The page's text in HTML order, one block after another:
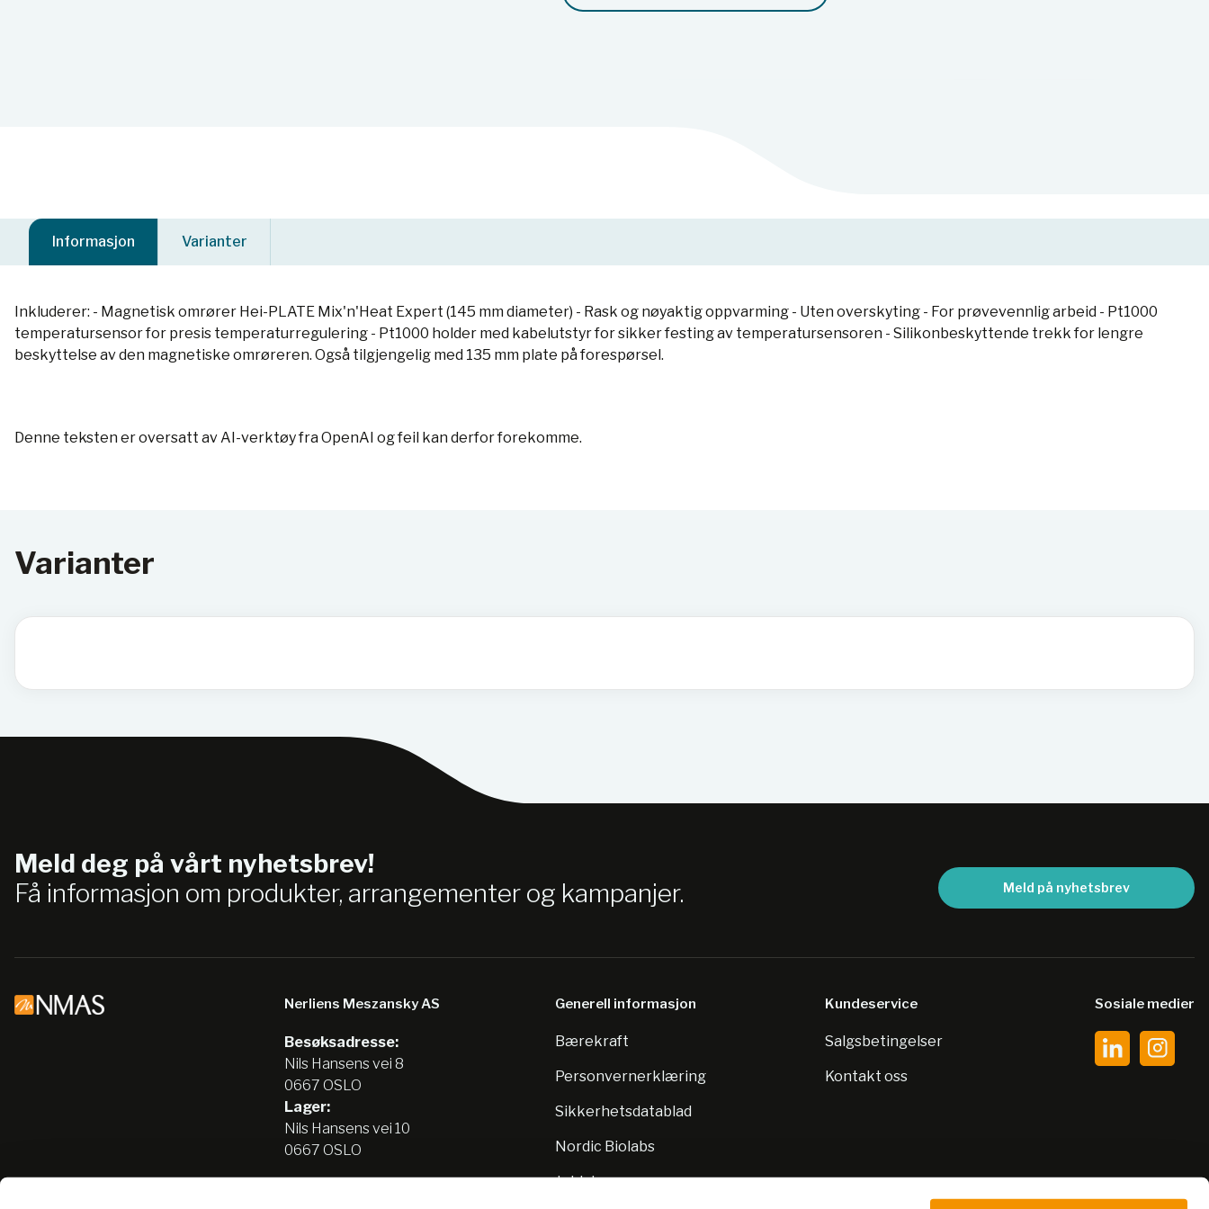
Informasjon Varianter
Inkluderer: - Magnetisk omrører Hei-PLATE Mix'n'Heat Expert (145 mm diameter) - Rask og nøyaktig oppvarming - Uten overskyting - For prøvevennlig arbeid - Pt1000
temperatursensor for presis temperaturregulering - Pt1000 holder med kabelutstyr for sikker festing av temperatursensoren - Silikonbeskyttende trekk for lengre
beskyttelse av den magnetiske omrøreren. Også tilgjengelig med 135 mm plate på forespørsel.
Denne teksten er oversatt av AI-verktøy fra OpenAI og feil kan derfor forekomme.
Varianter
Meld deg på vårt nyhetsbrev!
Få informasjon om produkter, arrangementer og kampanjer.
Meld på nyhetsbrev
Nerliens Meszansky AS
Besøksadresse:
Nils Hansens vei 8
0667 OSLO
Lager:
Nils Hansens vei 10
0667 OSLO
Generell informasjon
Bærekraft
Personvernerklæring
Sikkerhetsdatablad
Nordic Biolabs
Jobb hos oss
Kundeservice
Salgsbetingelser
Kontakt oss
Sosiale medier